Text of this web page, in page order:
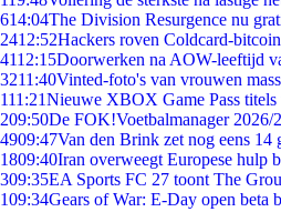
614:04The Division Resurgence nu
2412:52Hackers roven Coldcard-
4112:15Doorwerken na AOW-leeftijd
3211:40Vinted-foto's van vrouwen
111:21Nieuwe XBOX Game Pass titels
209:50De FOK!Voetbalmanager 2026/
4909:47Van den Brink zet nog eens 14
1809:40Iran overweegt Europese hulp
309:35EA Sports FC 27 toont The
109:34Gears of War: E-Day open beta